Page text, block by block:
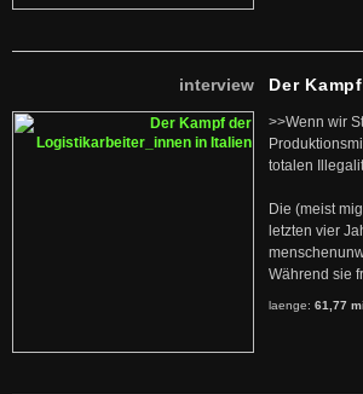
interview Der
>>Wenn wir
totalen
Die (meist
letzten vier
Während sie
laenge: 61,77